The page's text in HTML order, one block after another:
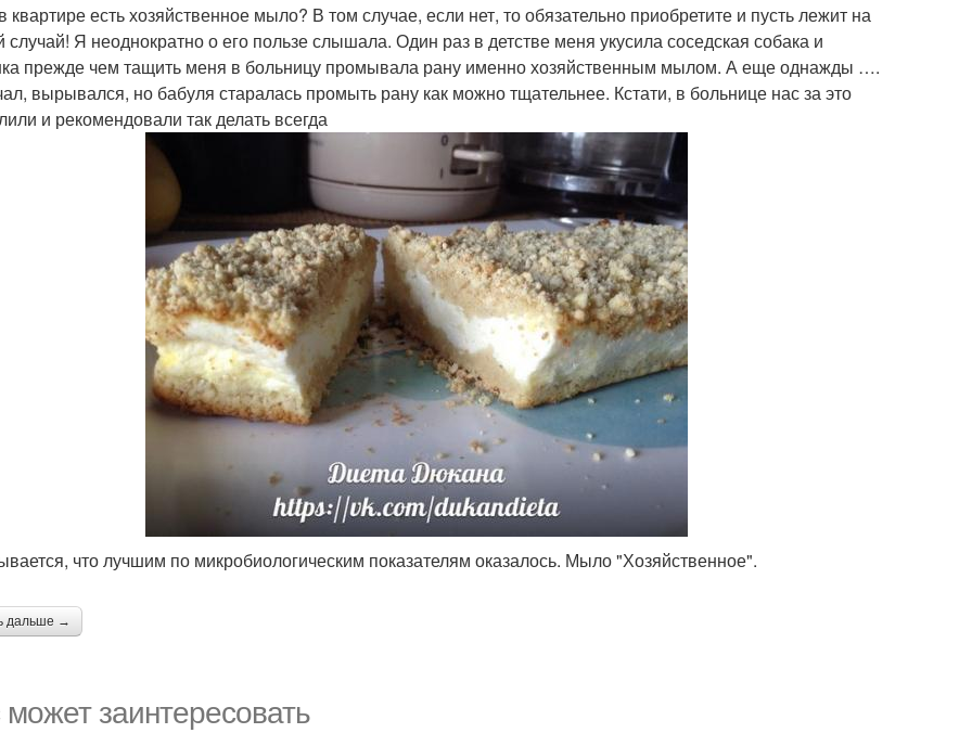
квартире есть хозяйственное мыло? В том случае, если нет, то обязательно приобретите и пусть лежит на
случай! Я неоднократно о его пользе слышала. Один раз в детстве меня укусила соседская собака и
прежде чем тащить меня в больницу промывала рану именно хозяйственным мылом. А еще однажды ….
вырывался, но бабуля старалась промыть рану как можно тщательнее. Кстати, в больнице нас за это
и рекомендовали так делать всегда
что лучшим по микробиологическим показателям оказалось. Мыло "Хозяйственное".
дальше →
заинтересовать